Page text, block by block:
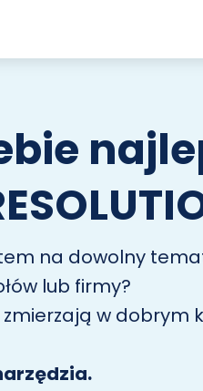
na dowolny
lub firmy?
w dobrym